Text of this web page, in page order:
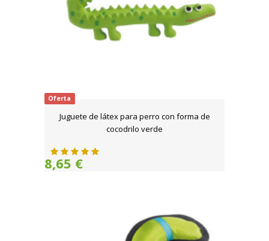
Oferta
Juguete de látex para perro con forma de
cocodrilo verde
8,65 €